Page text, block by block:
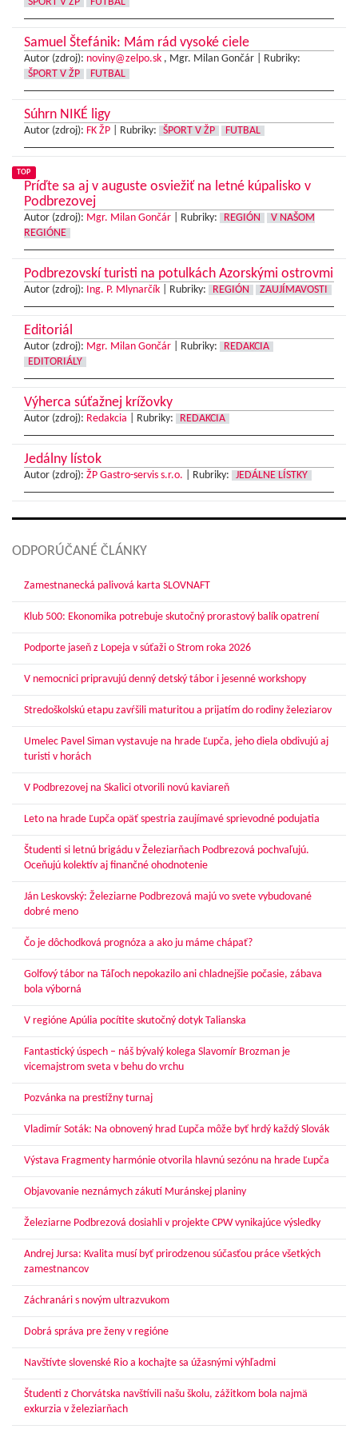
Samuel Štefánik: Mám rád vysoké ciele
Autor (zdroj): noviny@zelpo.sk , Mgr. Milan Gončár |
Rubriky:
ŠPORT V ŽP
FUTBAL
Súhrn NIKÉ ligy
Autor (zdroj): FK ŽP Rubriky: ŠPORT V ŽP FUTBAL
TOP
Príďte sa aj v auguste osviežiť na letné kúpalisko v
Podbrezovej
Autor (zdroj): Mgr. Milan Gončár Rubriky: REGIÓN
V NAŠOM
REGIÓNE
Podbrezovskí turisti na potulkách Azorskými ostrovmi
Autor (zdroj): Ing. P. Mlynarčík Rubriky: REGIÓN ZAUJÍMAVOSTI
Editoriál
Autor (zdroj): Mgr. Milan Gončár Rubriky:
REDAKCIA
EDITORIÁLY
Výherca súťažnej krížovky
Autor (zdroj): Redakcia Rubriky: REDAKCIA
Jedálny lístok
Autor (zdroj): ŽP Gastro-servis s.r.o. Rubriky: JEDÁLNE LÍSTKY
ODPORÚČANÉ ČLÁNKY
Zamestnanecká palivová karta SLOVNAFT
Klub 500: Ekonomika potrebuje skutočný prorastový balík opatrení
Podporte jaseň z Lopeja v súťaži o Strom roka 2026
V nemocnici pripravujú denný detský tábor i jesenné workshopy
Stredoškolskú etapu zavŕšili maturitou a prijatím do rodiny železiarov
Umelec Pavel Siman vystavuje na hrade Ľupča, jeho diela obdivujú aj
turisti v horách
V Podbrezovej na Skalici otvorili novú kaviareň
Leto na hrade Ľupča opäť spestria zaujímavé sprievodné podujatia
Študenti si letnú brigádu v Železiarňach Podbrezová pochvaľujú.
Oceňujú kolektív aj finančné ohodnotenie
Ján Leskovský: Železiarne Podbrezová majú vo svete vybudované
dobré meno
Čo je dôchodková prognóza a ako ju máme chápať?
Golfový tábor na Táľoch nepokazilo ani chladnejšie počasie, zábava
bola výborná
V regióne Apúlia pocítite skutočný dotyk Talianska
Fantastický úspech – náš bývalý kolega Slavomír Brozman je
vicemajstrom sveta v behu do vrchu
Pozvánka na prestížny turnaj
Vladimír Soták: Na obnovený hrad Ľupča môže byť hrdý každý Slovák
Výstava Fragmenty harmónie otvorila hlavnú sezónu na hrade Ľupča
Objavovanie neznámych zákutí Muránskej planiny
Železiarne Podbrezová dosiahli v projekte CPW vynikajúce výsledky
Andrej Jursa: Kvalita musí byť prirodzenou súčasťou práce všetkých
zamestnancov
Záchranári s novým ultrazvukom
Dobrá správa pre ženy v regióne
Navštívte slovenské Rio a kochajte sa úžasnými výhľadmi
Študenti z Chorvátska navštívili našu školu, zážitkom bola najmä
exkurzia v železiarňach